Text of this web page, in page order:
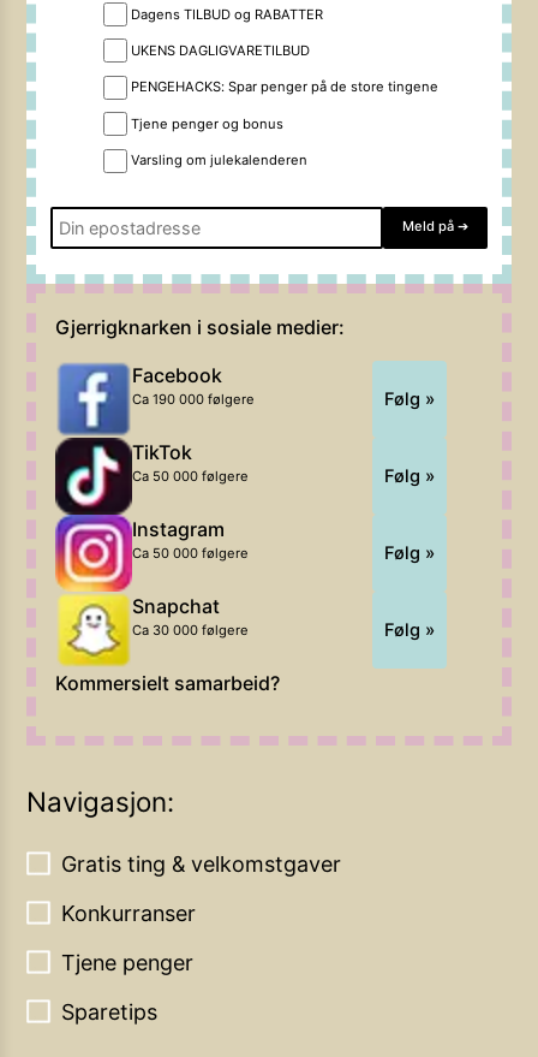
Dagens TILBUD og RABATTER
UKENS DAGLIGVARETILBUD
PENGEHACKS: Spar penger på de store tingene
Tjene penger og bonus
Varsling om julekalenderen
Meld på ➔
Gjerrigknarken i sosiale medier:
Facebook
Ca 190 000 følgere Følg »
TikTok
Ca 50 000 følgere Følg »
Instagram
Ca 50 000 følgere Følg »
Snapchat
Ca 30 000 følgere Følg »
Kommersielt samarbeid?
Navigasjon:
Gratis ting & velkomstgaver
Konkurranser
Tjene penger
Sparetips